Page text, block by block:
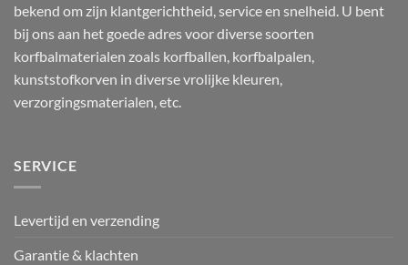
bekend om zijn klantgerichtheid, service en snelheid. U bent
bij ons aan het goede adres voor diverse soorten
korfbalmaterialen zoals korfballen, korfbalpalen,
kunststofkorven in diverse vrolijke kleuren,
verzorgingsmaterialen, etc.
SERVICE
Levertijd en verzending
Garantie & klachten